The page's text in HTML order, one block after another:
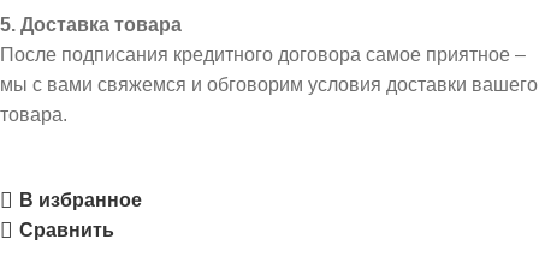
5. Доставка товара
После подписания кредитного договора самое приятное –
мы с вами свяжемся и обговорим условия доставки вашего
товара.
В избранное
Сравнить